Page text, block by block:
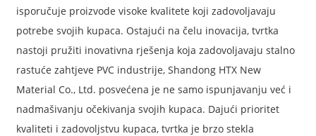
isporučuje proizvode visoke kvalitete koji zadovoljavaju
potrebe svojih kupaca. Ostajući na čelu inovacija, tvrtka
nastoji pružiti inovativna rješenja koja zadovoljavaju stalno
rastuće zahtjeve PVC industrije, Shandong HTX New
Material Co., Ltd. posvećena je ne samo ispunjavanju već i
nadmašivanju očekivanja svojih kupaca. Dajući prioritet
kvaliteti i zadovoljstvu kupaca, tvrtka je brzo stekla